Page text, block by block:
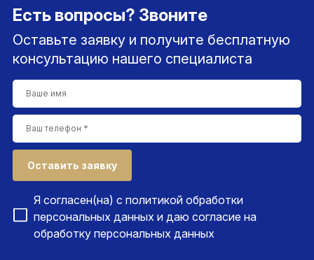
Есть вопросы? Звоните
Оставьте заявку и получите бесплатную
консультацию нашего специалиста
Оставить заявку
Я согласен(на) с политикой обработки
персональных данных и даю согласие на
обработку персональных данных